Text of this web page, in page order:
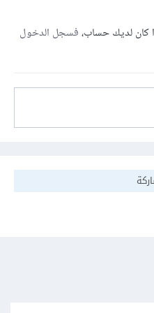
كان لديك حساب،فسجل الدخول